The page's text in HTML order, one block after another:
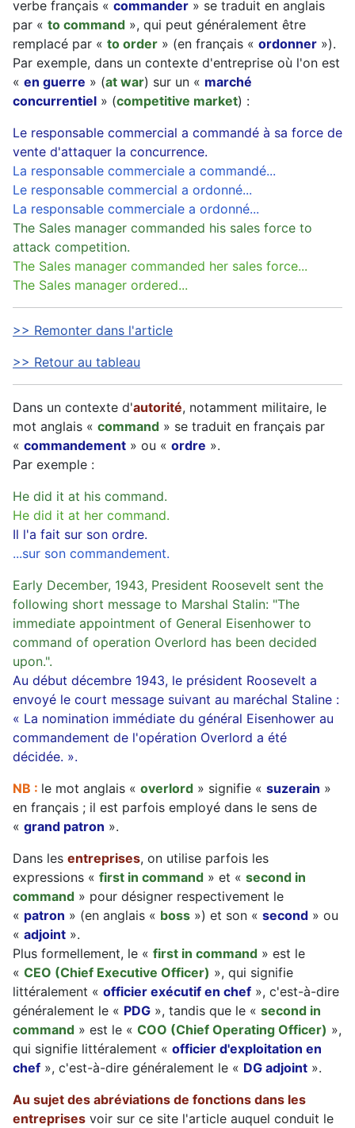
verbe français « commander » se traduit en anglais
par « to command », qui peut généralement être
remplacé par « to order » (en français « ordonner »).
Par exemple, dans un contexte d'entreprise où l'on est
« en guerre » (at war) sur un « marché
concurrentiel » (competitive market) :
Le responsable commercial a commandé à sa force de
vente d'attaquer la concurrence.
La responsable commerciale a commandé...
Le responsable commercial a ordonné...
La responsable commerciale a ordonné...
The Sales manager commanded his sales force to
attack competition.
The Sales manager commanded her sales force...
The Sales manager ordered...
>> Remonter dans l'article
>> Retour au tableau
Dans un contexte d'autorité, notamment militaire, le
mot anglais « command » se traduit en français par
« commandement » ou « ordre ».
Par exemple :
He did it at his command.
He did it at her command.
Il l'a fait sur son ordre.
...sur son commandement.
Early December, 1943, President Roosevelt sent the
following short message to Marshal Stalin: "The
immediate appointment of General Eisenhower to
command of operation Overlord has been decided
upon.".
Au début décembre 1943, le président Roosevelt a
envoyé le court message suivant au maréchal Staline :
« La nomination immédiate du général Eisenhower au
commandement de l'opération Overlord a été
décidée. ».
NB : le mot anglais « overlord » signifie « suzerain »
en français ; il est parfois employé dans le sens de
« grand patron ».
Dans les entreprises, on utilise parfois les
expressions « first in command » et « second in
command » pour désigner respectivement le
« patron » (en anglais « boss ») et son « second » ou
« adjoint ».
Plus formellement, le « first in command » est le
« CEO (Chief Executive Officer) », qui signifie
littéralement « officier exécutif en chef », c'est-à-dire
généralement le « PDG », tandis que le « second in
command » est le « COO (Chief Operating Officer) »,
qui signifie littéralement « officier d'exploitation en
chef », c'est-à-dire généralement le « DG adjoint ».
Au sujet des abréviations de fonctions dans les
entreprises voir sur ce site l'article auquel conduit le